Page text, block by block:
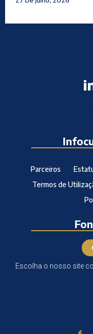
Parceiros
Termos de
Escolha o nosso site